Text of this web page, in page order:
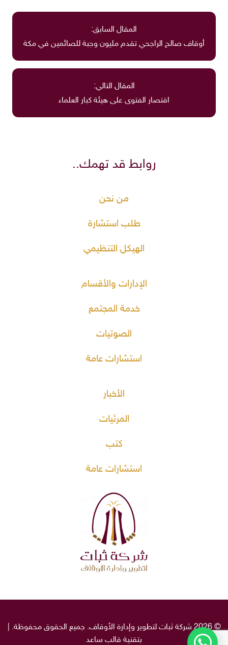
المقال السابق:
أوقاف صالح الراجحي تقدم مليون وجبة للصائمين في مكة
المقال التالي:
اقتصار الفتوى على هيئة كبار العلماء
روابط قد تهمك..
من نحن
طلب استشارة
الهيكل التنظيمي
الإدارات والأقسام
خدمة المجتمع
الصوتيات
استشارات عامة
الأخبار
المرئيات
كتب
استشارات عامة
© 2026 شركة ثبات لتطوير وإدارة الأوقاف. جميع الحقوق محفوظة. |
بتقنية قالب ساعد